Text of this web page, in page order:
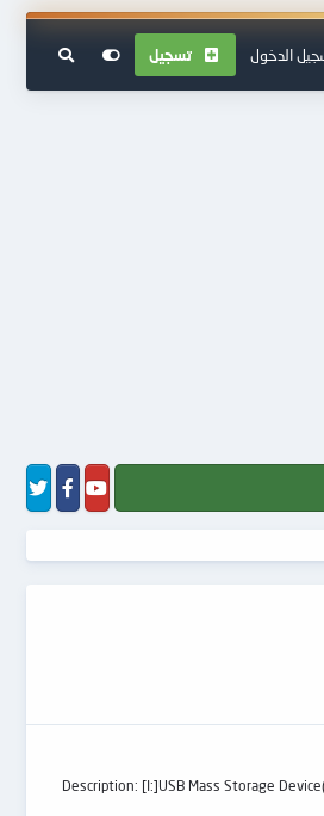
الدخول تسجيل
Description: [I:]USB Mass Storage